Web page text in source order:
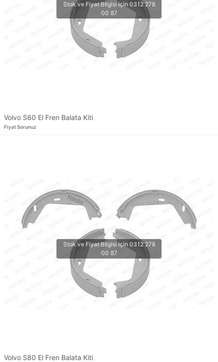
Volvo S60 El Fren Balata Kiti
Fiyat Sorunuz
Volvo S80 El Fren Balata Kiti